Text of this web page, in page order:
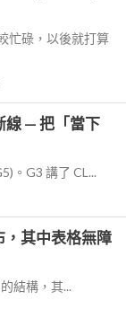
忙碌，以後就打算
線 — 把「當下
。G3 講了 CL...
，其中表格無障
結構，其...